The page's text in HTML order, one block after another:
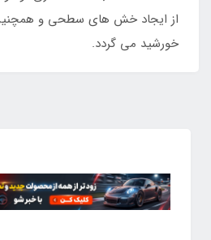
از ایجاد خش های سطحی و همچنین
خورشید می گردد.